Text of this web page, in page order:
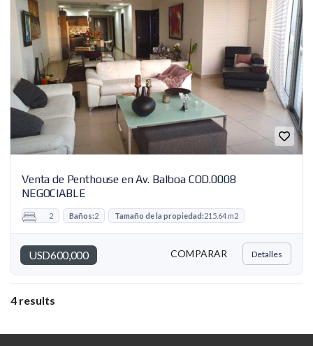
Venta de Penthouse en Av. Balboa COD.0008
NEGOCIABLE
USD600,000
2 Baños:2 Tamaño de la propiedad:215.64 m2
COMPARAR Detalles
4 results